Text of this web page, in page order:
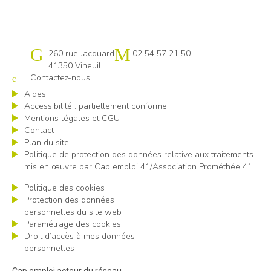
Cap emploi 41
260 rue Jacquard
41350 Vineuil
02 54 57 21 50
Contactez-nous
Aides
Accessibilité : partiellement conforme
Mentions légales et CGU
Contact
Plan du site
Politique de protection des données relative aux traitements
mis en œuvre par Cap emploi 41/Association Prométhée 41
Politique des cookies
Protection des données
personnelles du site web
Paramétrage des cookies
Droit d’accès à mes données
personnelles